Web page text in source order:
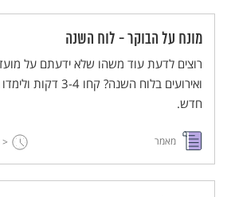
מונח על הבוקר - לוח השנה
רוצים לדעת עוד משהו שלא ידעתם על
ואירועים בלוח השנה? קחו 3-4
חדש.
מאמר < 1